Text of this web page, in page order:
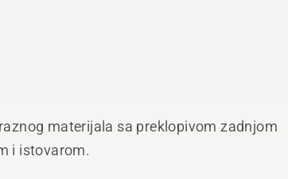
materijala sa preklopivom zadnjom
i istovarom.